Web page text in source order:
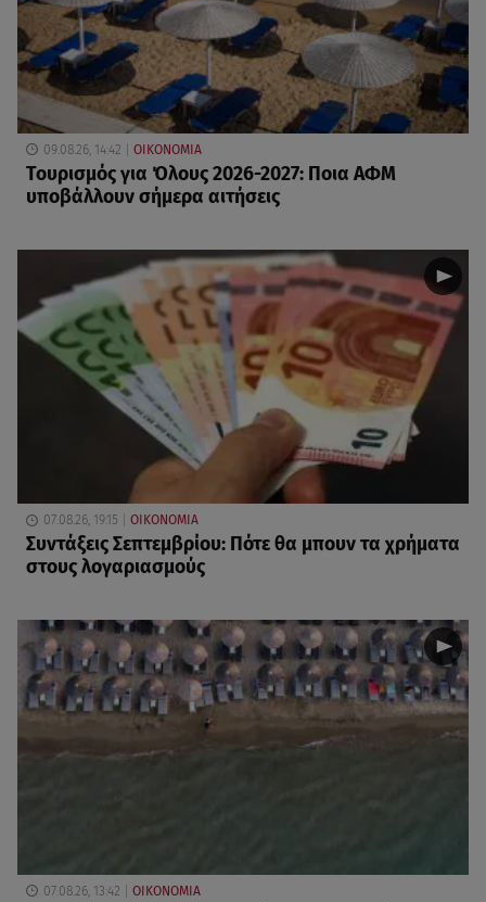
09.08.26, 14:42 ΟΙΚΟΝΟΜΙΑ
Τουρισμός για Όλους 2026-2027: Ποια ΑΦΜ
υποβάλλουν σήμερα αιτήσεις
07.08.26, 19:15 ΟΙΚΟΝΟΜΙΑ
Συντάξεις Σεπτεμβρίου: Πότε θα μπουν τα χρήματα
στους λογαριασμούς
07.08.26, 13:42 ΟΙΚΟΝΟΜΙΑ